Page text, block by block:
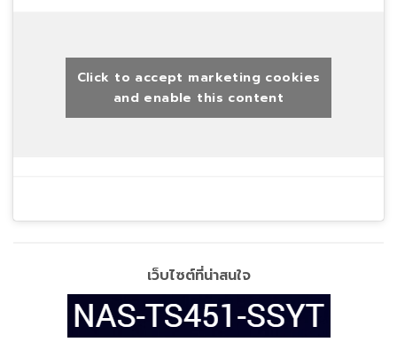
Click to accept marketing cookies
and enable this content
เว็บไซต์ที่น่าสนใจ